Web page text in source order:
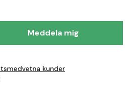
Meddela mig
kunder